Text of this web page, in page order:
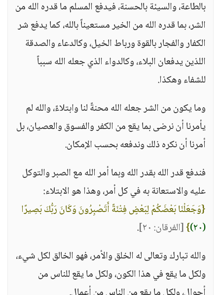
بالطاعة، والسيئة بالحسنة، فيدفع المسلم ما قدره الله من
الشر، بما قدره الله من الخير مستعيناً بالله، كما يدفع شر
الكفار والفجار بالقوة ورباط الخيل، وكالدعاء والصدقة
اللذين يدفعان البلاء، وكالدواء الذي جعله الله سبباً
للشفاء وهكذا.
وما يكون من الشر جعله الله محنةً لنا وابتلاءً، والله لم
يأمرنا أن نرضى بما يقع من الكفر والفسوق والعصيان، بل
أمرنا أن نكره ذلك وندفعه بحسب الإمكان.
فندفع قدر الله بقدر الله وبما أمر الله مع الصبر والتوكل
عليه والاستعانة به في كل أمر، وهذا هو الابتلاء:
{وَجَعَلْنَا بَعْضَكُمْ لِبَعْضٍ فِتْنَةً أَتَصْبِرُونَ وَكَانَ رَبُّكَ بَصِيرًا
(٢٠)
}[الفرقان: ٢٠]
.
والله تبارك وتعالى له الخلق والأمر، فهو الخالق لكل شيء،
ولكل ما يقع في هذا الكون، ولكل ما يقع للناس من